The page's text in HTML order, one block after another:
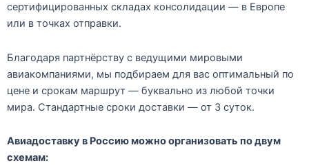
сертифицированных складах консолидации — в Европе
или в точках отправки.
Благодаря партнёрству с ведущими мировыми
авиакомпаниями, мы подбираем для вас оптимальный по
цене и срокам маршрут — буквально из любой точки
мира. Стандартные сроки доставки — от 3 суток.
Авиадоставку в Россиюможно организовать по двум
схемам: